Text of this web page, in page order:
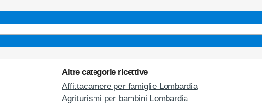
Altre categorie ricettive
Affittacamere per famiglie Lombardia
Agriturismi per bambini Lombardia